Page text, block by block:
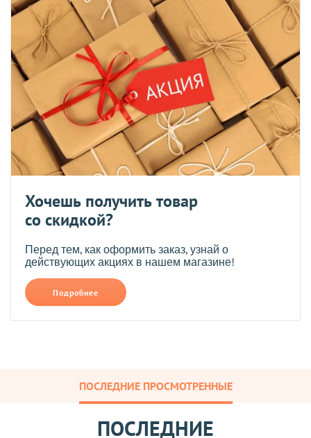
Хочешь получить товар
со скидкой?
Перед тем, как оформить заказ, узнай о
действующих акциях в нашем магазине!
Подробнее
ПОСЛЕДНИЕ ПРОСМОТРЕННЫЕ
ПОСЛЕДНИЕ